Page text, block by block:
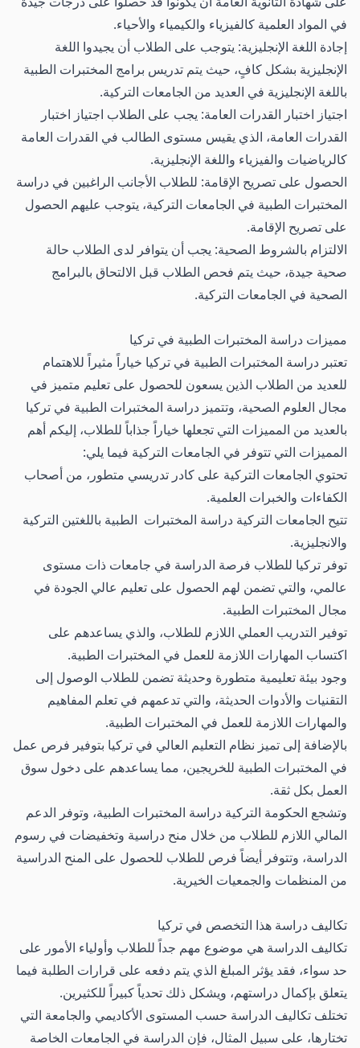
في المواد العلمية كالفيزياء والكيمياء والأحياء.
إجادة اللغة الإنجليزية: يتوجب على الطلاب أن يجيدوا اللغة
الإنجليزية بشكل كافٍ، حيث يتم تدريس برامج المختبرات الطبية
باللغة الإنجليزية في العديد من الجامعات التركية.
اجتياز اختبار القدرات العامة: يجب على الطلاب اجتياز اختبار
القدرات العامة، الذي يقيس مستوى الطالب في القدرات العامة
كالرياضيات والفيزياء واللغة الإنجليزية.
الحصول على تصريح الإقامة: للطلاب الأجانب الراغبين في دراسة
المختبرات الطبية في الجامعات التركية، يتوجب عليهم الحصول
على تصريح الإقامة.
الالتزام بالشروط الصحية: يجب أن يتوافر لدى الطلاب حالة
صحية جيدة، حيث يتم فحص الطلاب قبل الالتحاق بالبرامج
الصحية في الجامعات التركية.
مميزات دراسة المختبرات الطبية في تركيا
تعتبر دراسة المختبرات الطبية في تركيا خياراً مثيراً للاهتمام
للعديد من الطلاب الذين يسعون للحصول على تعليم متميز في
مجال العلوم الصحية، وتتميز دراسة المختبرات الطبية في تركيا
بالعديد من المميزات التي تجعلها خياراً جذاباً للطلاب، إليكم أهم
المميزات التي تتوفر في الجامعات التركية فيما يلي:
تحتوي الجامعات التركية على كادر تدريسي متطور، من أصحاب
الكفاءات والخبرات العلمية.
تتيح الجامعات التركية دراسة المختبرات الطبية باللغتين التركية
والانجليزية.
توفر تركيا للطلاب فرصة الدراسة في جامعات ذات مستوى
عالمي، والتي تضمن لهم الحصول على تعليم عالي الجودة في
مجال المختبرات الطبية.
توفير التدريب العملي اللازم للطلاب، والذي يساعدهم على
اكتساب المهارات اللازمة للعمل في المختبرات الطبية.
وجود بيئة تعليمية متطورة وحديثة تضمن للطلاب الوصول إلى
التقنيات والأدوات الحديثة، والتي تدعمهم في تعلم المفاهيم
والمهارات اللازمة للعمل في المختبرات الطبية.
بالإضافة إلى تميز نظام التعليم العالي في تركيا بتوفير فرص عمل
في المختبرات الطبية للخريجين، مما يساعدهم على دخول سوق
العمل بكل ثقة.
وتشجع الحكومة التركية دراسة المختبرات الطبية، وتوفر الدعم
المالي اللازم للطلاب من خلال منح دراسية وتخفيضات في رسوم
الدراسة، وتتوفر أيضاً فرص للطلاب للحصول على المنح الدراسية
من المنظمات والجمعيات الخيرية.
تكاليف دراسة هذا التخصص في تركيا
تكاليف الدراسة هي موضوع مهم جداً للطلاب وأولياء الأمور على
حد سواء، فقد يؤثر المبلغ الذي يتم دفعه على قرارات الطلبة فيما
يتعلق بإكمال دراستهم، ويشكل ذلك تحدياً كبيراً للكثيرين.
تختلف تكاليف الدراسة حسب المستوى الأكاديمي والجامعة التي
تختارها، على سبيل المثال، فإن الدراسة في الجامعات الخاصة